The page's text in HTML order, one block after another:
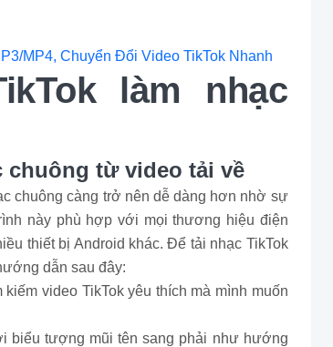
MP4, Chuyển Đổi Video TikTok Nhanh
làm nhạc
chuông từ video tải về
chuông càng trở nên dễ dàng hơn nhờ sự
này phù hợp với mọi thương hiệu điện
thiết bị Android khác. Để tải nhạc TikTok
dẫn sau đây:
video TikTok yêu thích mà mình muốn
biểu tượng mũi tên sang phải như hướng